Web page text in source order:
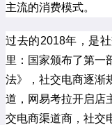
主流的消费模式。
过去的2018年，是
里：国家颁布了第一
法》，社交电商逐渐
道，网易考拉开启店
交电商渠道商，社交